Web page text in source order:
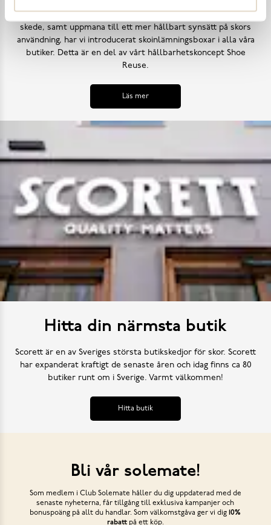
Utifrån målet att inga skor ska bli till avfall i ett för tidigt
skede, samt uppmana till ett mer hållbart synsätt på skors
användning, har vi introducerat skoinlämningsboxar i alla våra
butiker. Detta är en del av vårt hållbarhetskoncept Shoe
Reuse.
Läs mer
Hitta din närmsta butik
Scorett är en av Sveriges största butikskedjor för skor. Scorett
har expanderat kraftigt de senaste åren och idag finns ca 80
butiker runt om i Sverige. Varmt välkommen!
Hitta butik
Bli vår solemate!
Som medlem i Club Solemate håller du dig uppdaterad med de
senaste nyheterna, får tillgång till exklusiva kampanjer och
bonuspoäng på allt du handlar. Som välkomstgåva ger vi dig 10%
rabattpå ett köp.